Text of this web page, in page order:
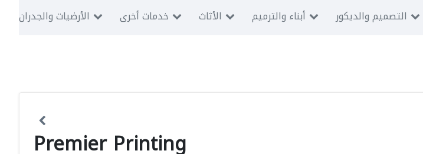
الأرضيات والجدران
خدمات أخرى الأثاث أبناء والترميم التصميم والديكور
Premier Printing